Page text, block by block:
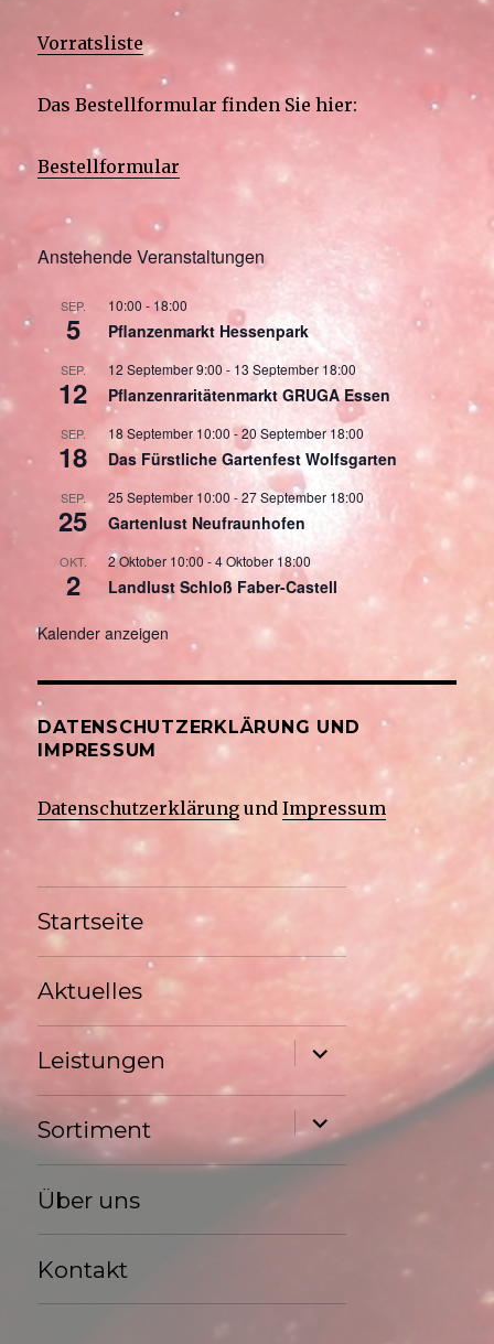
Vorratsliste
Das Bestellformular finden Sie hier:
Bestellformular
Anstehende Veranstaltungen
SEP.
5
10:00 - 18:00
Pflanzenmarkt Hessenpark
SEP.
12
12 September 9:00 - 13 September 18:00
Pflanzenraritätenmarkt GRUGA Essen
SEP.
18
18 September 10:00 -20 September 18:00
Das Fürstliche Gartenfest Wolfsgarten
SEP.
25
25 September 10:00 -27 September 18:00
Gartenlust Neufraunhofen
OKT.
2
2 Oktober 10:00 -4 Oktober 18:00
Landlust Schloß Faber-Castell
Kalender anzeigen
DATENSCHUTZERKLÄRUNG UND
IMPRESSUM
Datenschutzerklärung undImpressum
Startseite
Aktuelles
Leistungen
Untermenü
anzeigen
Sortiment
Untermenü
anzeigen
Über uns
Kontakt